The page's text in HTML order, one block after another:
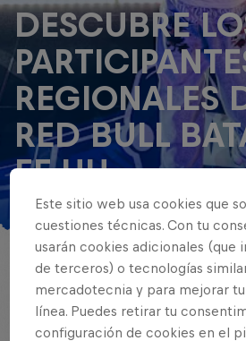
DESCUBRE
REGIONALES
RED BULL
EE.UU.
Se desvelan las listas de
en las regionales de Red
Estados Unidos 2025
Este sitio web usa cookies que
cuestiones técnicas. Con tu
usarán cookies adicionales (que
de terceros) o tecnologías
mercadotecnia y para mejorar
línea. Puedes retirar tu
configuración de cookies en el